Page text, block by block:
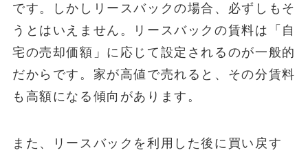
です。しかしリースバックの場合、必ずしもそ
うとはいえません。リースバックの賃料は「自
宅の売却価額」に応じて設定されるのが一般的
だからです。家が高値で売れると、その分賃料
も高額になる傾向があります。
また、リースバックを利用した後に買い戻す